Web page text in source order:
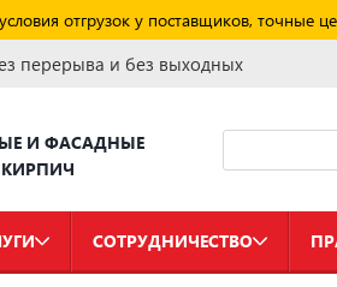
отгрузок у поставщиков, точные
перерыва и без выходных
И ФАСАДНЫЕ
СОТРУДНИЧЕСТВО